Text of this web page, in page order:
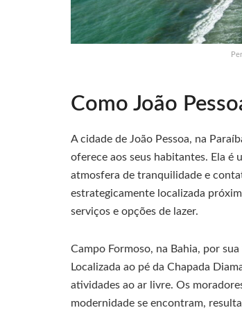
Como João
A cidade de João Pessoa, na
oferece aos seus habitantes. Ela é
atmosfera de tranquilidade e
estrategicamente localizada
serviços e opções de lazer.
Campo Formoso, na Bahia, por
Localizada ao pé da Chapada
atividades ao ar livre. Os
modernidade se encontram,